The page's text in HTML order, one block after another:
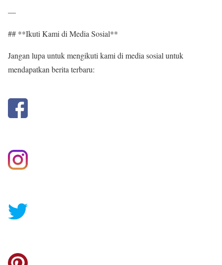
—
## **Ikuti Kami di Media Sosial**
Jangan lupa untuk mengikuti kami di media sosial untuk
mendapatkan berita terbaru: